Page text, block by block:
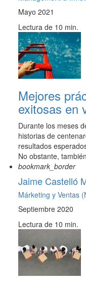
Mayo 2021
Lectura de 10 min.
Mejores
exitosas en
Durante los meses
historias de
resultados
No obstante,
bookmark_border
Jaime Castelló
Márketing y Ventas
Septiembre 2020
Lectura de 10 min.